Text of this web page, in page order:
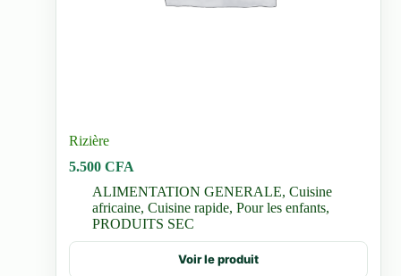
Rizière
5.500CFA
ALIMENTATION GENERALE,Cuisine
africaine,Cuisine rapide,Pour les enfants,
PRODUITS SEC
Voir le produit
Ce